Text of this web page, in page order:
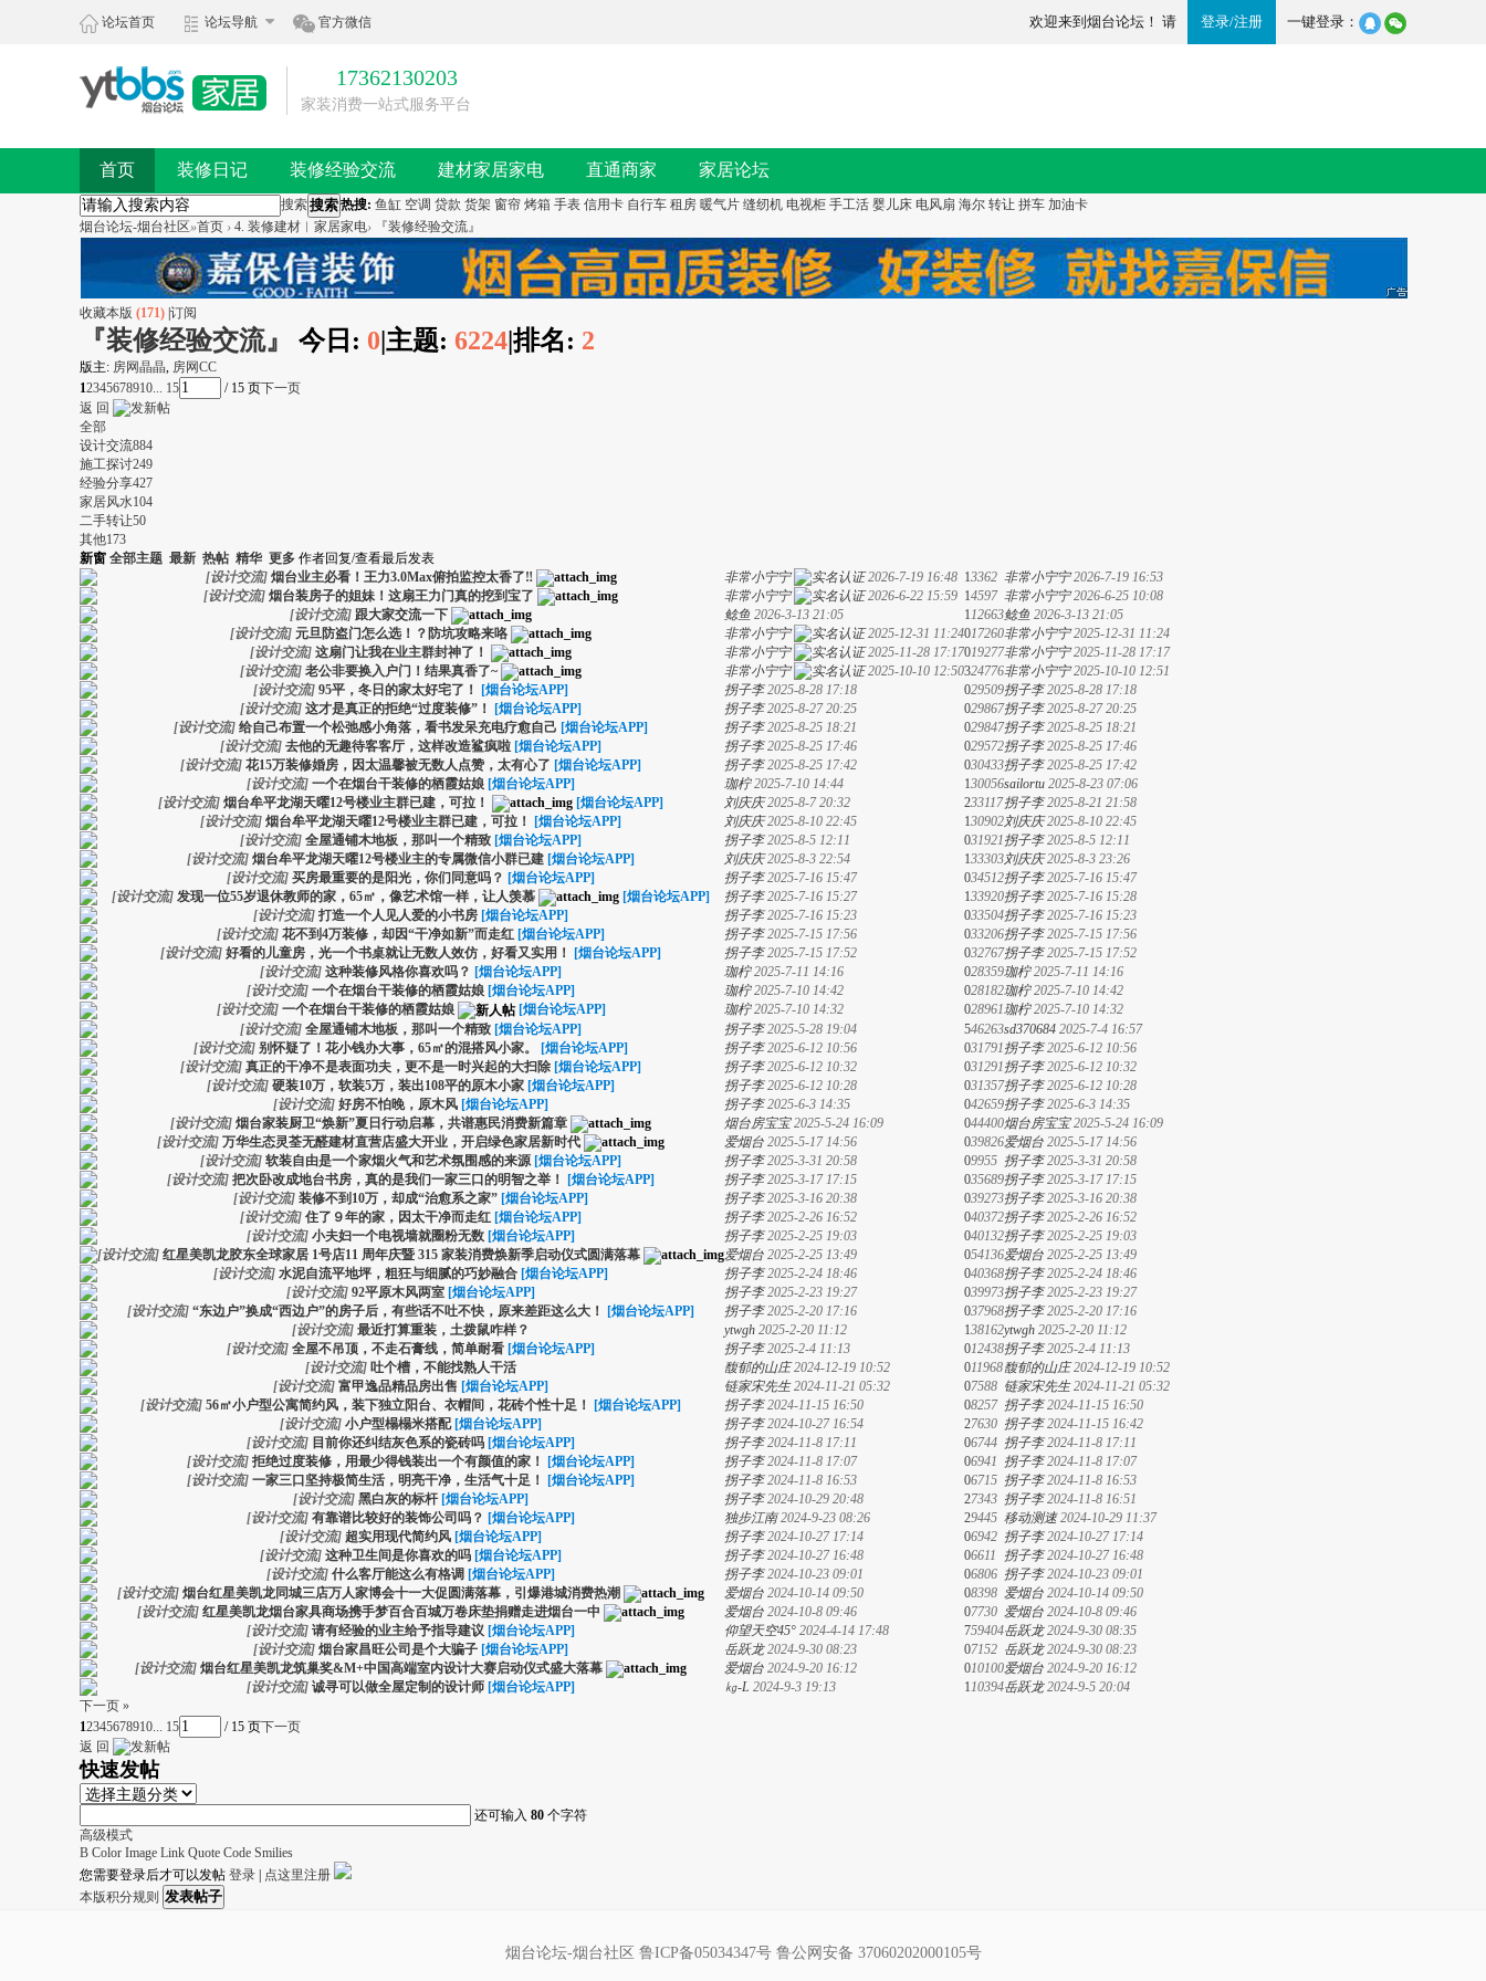
论坛首页 论坛导航 官方微信 欢迎来到烟台论坛！ 请 登录/注册 一键登录：
17362130203
家装消费一站式服务平台
首页 装修日记 装修经验交流 建材家居家电 直通商家 家居论坛
搜索搜索热搜: 鱼缸 空调 贷款 货架 窗帘 烤箱 手表 信用卡 自行车 租房 暖气片 缝纫机 电视柜 手工活 婴儿床 电风扇 海尔 转让 拼车 加油卡
烟台论坛-烟台社区»首页 › 4. 装修建材︱家居家电› 『装修经验交流』
收藏本版 (171) 订阅
『装修经验交流』 今日: 0|主题: 6224|排名: 2
版主: 房网晶晶, 房网CC
12345678910... 15 / 15 页下一页
返 回
全部
设计交流884
施工探讨249
经验分享427
家居风水104
二手转让50
其他173
新窗 全部主题 最新 热帖 精华 更多 作者回复/查看最后发表
[设计交流] 烟台业主必看！王力3.0Max俯拍监控太香了‼️ 非常小宁宁 2026-7-19 16:48 13362 非常小宁宁 2026-7-19 16:53
[设计交流] 烟台装房子的姐妹！这扇王力门真的挖到宝了 非常小宁宁 2026-6-22 15:59 14597 非常小宁宁 2026-6-25 10:08
[设计交流] 跟大家交流一下 鲶鱼 2026-3-13 21:05 112663鲶鱼 2026-3-13 21:05
[设计交流] 元旦防盗门怎么选！？防坑攻略来咯 非常小宁宁 2025-12-31 11:24017260非常小宁宁 2025-12-31 11:24
[设计交流] 这扇门让我在业主群封神了！ 非常小宁宁 2025-11-28 17:17019277非常小宁宁 2025-11-28 17:17
[设计交流] 老公非要换入户门！结果真香了~ 非常小宁宁 2025-10-10 12:50324776非常小宁宁 2025-10-10 12:51
[设计交流] 95平，冬日的家太好宅了！ [烟台论坛APP] 拐子李 2025-8-28 17:18 029509拐子李 2025-8-28 17:18
[设计交流] 这才是真正的拒绝“过度装修”！ [烟台论坛APP] 拐子李 2025-8-27 20:25 029867拐子李 2025-8-27 20:25
[设计交流] 给自己布置一个松弛感小角落，看书发呆充电疗愈自己 [烟台论坛APP] 拐子李 2025-8-25 18:21 029847拐子李 2025-8-25 18:21
[设计交流] 去他的无趣待客客厅，这样改造鲨疯啦 [烟台论坛APP] 拐子李 2025-8-25 17:46 029572拐子李 2025-8-25 17:46
[设计交流] 花15万装修婚房，因太温馨被无数人点赞，太有心了 [烟台论坛APP] 拐子李 2025-8-25 17:42 030433拐子李 2025-8-25 17:42
[设计交流] 一个在烟台干装修的栖霞姑娘 [烟台论坛APP] 珈柠 2025-7-10 14:44 130056sailortu 2025-8-23 07:06
[设计交流] 烟台牟平龙湖天曜12号楼业主群已建，可拉！ [烟台论坛APP] 刘庆庆 2025-8-7 20:32 233117拐子李 2025-8-21 21:58
[设计交流] 烟台牟平龙湖天曜12号楼业主群已建，可拉！ [烟台论坛APP] 刘庆庆 2025-8-10 22:45 130902刘庆庆 2025-8-10 22:45
[设计交流] 全屋通铺木地板，那叫一个精致 [烟台论坛APP] 拐子李 2025-8-5 12:11 031921拐子李 2025-8-5 12:11
[设计交流] 烟台牟平龙湖天曜12号楼业主的专属微信小群已建 [烟台论坛APP] 刘庆庆 2025-8-3 22:54 133303刘庆庆 2025-8-3 23:26
[设计交流] 买房最重要的是阳光，你们同意吗？ [烟台论坛APP] 拐子李 2025-7-16 15:47 034512拐子李 2025-7-16 15:47
[设计交流] 发现一位55岁退休教师的家，65㎡，像艺术馆一样，让人羡慕 [烟台论坛APP] 拐子李 2025-7-16 15:27 133920拐子李 2025-7-16 15:28
[设计交流] 打造一个人见人爱的小书房 [烟台论坛APP] 拐子李 2025-7-16 15:23 033504拐子李 2025-7-16 15:23
[设计交流] 花不到4万装修，却因“干净如新”而走红 [烟台论坛APP] 拐子李 2025-7-15 17:56 033206拐子李 2025-7-15 17:56
[设计交流] 好看的儿童房，光一个书桌就让无数人效仿，好看又实用！ [烟台论坛APP] 拐子李 2025-7-15 17:52 032767拐子李 2025-7-15 17:52
[设计交流] 这种装修风格你喜欢吗？ [烟台论坛APP] 珈柠 2025-7-11 14:16 028359珈柠 2025-7-11 14:16
[设计交流] 一个在烟台干装修的栖霞姑娘 [烟台论坛APP] 珈柠 2025-7-10 14:42 028182珈柠 2025-7-10 14:42
[设计交流] 一个在烟台干装修的栖霞姑娘 [烟台论坛APP] 珈柠 2025-7-10 14:32 028961珈柠 2025-7-10 14:32
[设计交流] 全屋通铺木地板，那叫一个精致 [烟台论坛APP] 拐子李 2025-5-28 19:04 546263sd370684 2025-7-4 16:57
[设计交流] 别怀疑了！花小钱办大事，65㎡的混搭风小家。 [烟台论坛APP] 拐子李 2025-6-12 10:56 031791拐子李 2025-6-12 10:56
[设计交流] 真正的干净不是表面功夫，更不是一时兴起的大扫除 [烟台论坛APP] 拐子李 2025-6-12 10:32 031291拐子李 2025-6-12 10:32
[设计交流] 硬装10万，软装5万，装出108平的原木小家 [烟台论坛APP] 拐子李 2025-6-12 10:28 031357拐子李 2025-6-12 10:28
[设计交流] 好房不怕晚，原木风 [烟台论坛APP] 拐子李 2025-6-3 14:35 042659拐子李 2025-6-3 14:35
[设计交流] 烟台家装厨卫“焕新”夏日行动启幕，共谱惠民消费新篇章 烟台房宝宝 2025-5-24 16:09 044400烟台房宝宝 2025-5-24 16:09
[设计交流] 万华生态灵荃无醛建材直营店盛大开业，开启绿色家居新时代 爱烟台 2025-5-17 14:56 039826爱烟台 2025-5-17 14:56
[设计交流] 软装自由是一个家烟火气和艺术氛围感的来源 [烟台论坛APP] 拐子李 2025-3-31 20:58 09955 拐子李 2025-3-31 20:58
[设计交流] 把次卧改成地台书房，真的是我们一家三口的明智之举！ [烟台论坛APP] 拐子李 2025-3-17 17:15 035689拐子李 2025-3-17 17:15
[设计交流] 装修不到10万，却成“治愈系之家” [烟台论坛APP] 拐子李 2025-3-16 20:38 039273拐子李 2025-3-16 20:38
[设计交流] 住了９年的家，因太干净而走红 [烟台论坛APP] 拐子李 2025-2-26 16:52 040372拐子李 2025-2-26 16:52
[设计交流] 小夫妇一个电视墙就圈粉无数 [烟台论坛APP] 拐子李 2025-2-25 19:03 040132拐子李 2025-2-25 19:03
[设计交流] 红星美凯龙胶东全球家居 1号店11 周年庆暨 315 家装消费焕新季启动仪式圆满落幕 爱烟台 2025-2-25 13:49 054136爱烟台 2025-2-25 13:49
[设计交流] 水泥自流平地坪，粗狂与细腻的巧妙融合 [烟台论坛APP] 拐子李 2025-2-24 18:46 040368拐子李 2025-2-24 18:46
[设计交流] 92平原木风两室 [烟台论坛APP] 拐子李 2025-2-23 19:27 039973拐子李 2025-2-23 19:27
[设计交流] “东边户”换成“西边户”的房子后，有些话不吐不快，原来差距这么大！ [烟台论坛APP] 拐子李 2025-2-20 17:16 037968拐子李 2025-2-20 17:16
[设计交流] 最近打算重装，土拨鼠咋样？ ytwgh 2025-2-20 11:12 138162ytwgh 2025-2-20 11:12
[设计交流] 全屋不吊顶，不走石膏线，简单耐看 [烟台论坛APP] 拐子李 2025-2-4 11:13 012438拐子李 2025-2-4 11:13
[设计交流] 吐个槽，不能找熟人干活 馥郁的山庄 2024-12-19 10:52 011968馥郁的山庄 2024-12-19 10:52
[设计交流] 富甲逸品精品房出售 [烟台论坛APP] 链家宋先生 2024-11-21 05:32 07588 链家宋先生 2024-11-21 05:32
[设计交流] 56㎡小户型公寓简约风，装下独立阳台、衣帽间，花砖个性十足！ [烟台论坛APP] 拐子李 2024-11-15 16:50 08257 拐子李 2024-11-15 16:50
[设计交流] 小户型榻榻米搭配 [烟台论坛APP] 拐子李 2024-10-27 16:54 27630 拐子李 2024-11-15 16:42
[设计交流] 目前你还纠结灰色系的瓷砖吗 [烟台论坛APP] 拐子李 2024-11-8 17:11 06744 拐子李 2024-11-8 17:11
[设计交流] 拒绝过度装修，用最少得钱装出一个有颜值的家！ [烟台论坛APP] 拐子李 2024-11-8 17:07 06941 拐子李 2024-11-8 17:07
[设计交流] 一家三口坚持极简生活，明亮干净，生活气十足！ [烟台论坛APP] 拐子李 2024-11-8 16:53 06715 拐子李 2024-11-8 16:53
[设计交流] 黑白灰的标杆 [烟台论坛APP] 拐子李 2024-10-29 20:48 27343 拐子李 2024-11-8 16:51
[设计交流] 有靠谱比较好的装饰公司吗？ [烟台论坛APP] 独步江南 2024-9-23 08:26 29445 移动测速 2024-10-29 11:37
[设计交流] 超实用现代简约风 [烟台论坛APP] 拐子李 2024-10-27 17:14 06942 拐子李 2024-10-27 17:14
[设计交流] 这种卫生间是你喜欢的吗 [烟台论坛APP] 拐子李 2024-10-27 16:48 06611 拐子李 2024-10-27 16:48
[设计交流] 什么客厅能这么有格调 [烟台论坛APP] 拐子李 2024-10-23 09:01 06806 拐子李 2024-10-23 09:01
[设计交流] 烟台红星美凯龙同城三店万人家博会十一大促圆满落幕，引爆港城消费热潮 爱烟台 2024-10-14 09:50 08398 爱烟台 2024-10-14 09:50
[设计交流] 红星美凯龙烟台家具商场携手梦百合百城万卷床垫捐赠走进烟台一中 爱烟台 2024-10-8 09:46 07730 爱烟台 2024-10-8 09:46
[设计交流] 请有经验的业主给予指导建议 [烟台论坛APP] 仰望天空45° 2024-4-14 17:48 759404岳跃龙 2024-9-30 08:35
[设计交流] 烟台家昌旺公司是个大骗子 [烟台论坛APP] 岳跃龙 2024-9-30 08:23 07152 岳跃龙 2024-9-30 08:23
[设计交流] 烟台红星美凯龙筑巢奖&M+中国高端室内设计大赛启动仪式盛大落幕 爱烟台 2024-9-20 16:12 010100爱烟台 2024-9-20 16:12
[设计交流] 诚寻可以做全屋定制的设计师 [烟台论坛APP] ㎏-L 2024-9-3 19:13 110394岳跃龙 2024-9-5 20:04
下一页 »
12345678910... 15 / 15 页下一页
返 回
快速发帖
还可输入 80 个字符
高级模式
B Color Image Link Quote Code Smilies
您需要登录后才可以发帖 登录
点这里注册
本版积分规则 发表帖子
烟台论坛-烟台社区 鲁ICP备05034347号 鲁公网安备 37060202000105号